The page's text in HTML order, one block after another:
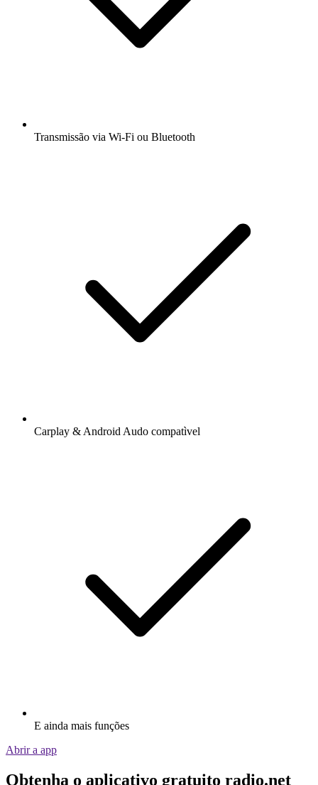
Transmissão via Wi-Fi ou Bluetooth
Carplay & Android Audo compatìvel
E ainda mais funções
Abrir a app
Obtenha o aplicativo gratuito radio.net